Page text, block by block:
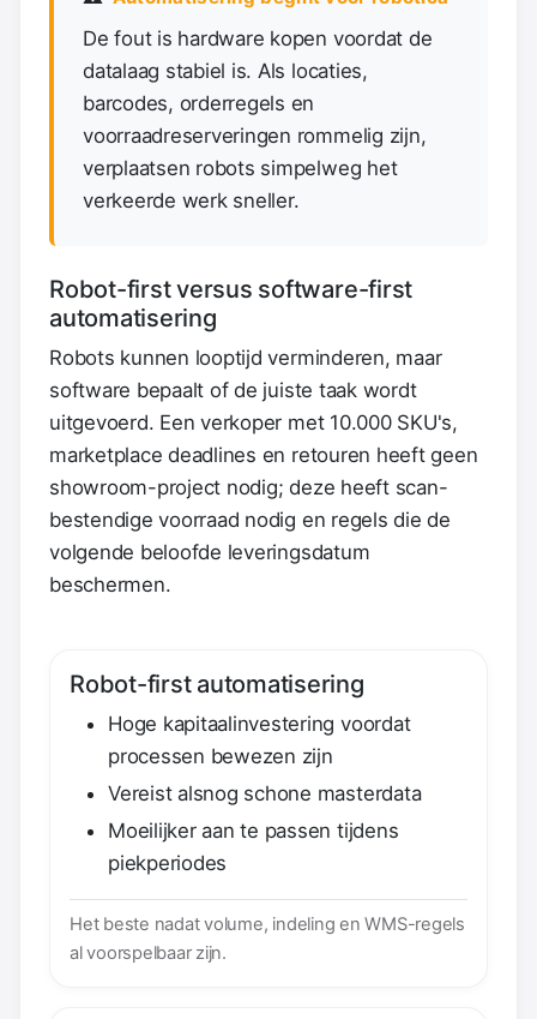
De fout is hardware kopen voordat de
datalaag stabiel is. Als locaties,
barcodes, orderregels en
voorraadreserveringen rommelig zijn,
verplaatsen robots simpelweg het
verkeerde werk sneller.
Robot-first versus software-first
automatisering
Robots kunnen looptijd verminderen, maar
software bepaalt of de juiste taak wordt
uitgevoerd. Een verkoper met 10.000 SKU's,
marketplace deadlines en retouren heeft geen
showroom-project nodig; deze heeft scan-
bestendige voorraad nodig en regels die de
volgende beloofde leveringsdatum
beschermen.
Robot-first automatisering
Hoge kapitaalinvestering voordat
processen bewezen zijn
Vereist alsnog schone masterdata
Moeilijker aan te passen tijdens
piekperiodes
Het beste nadat volume, indeling en WMS-regels
al voorspelbaar zijn.